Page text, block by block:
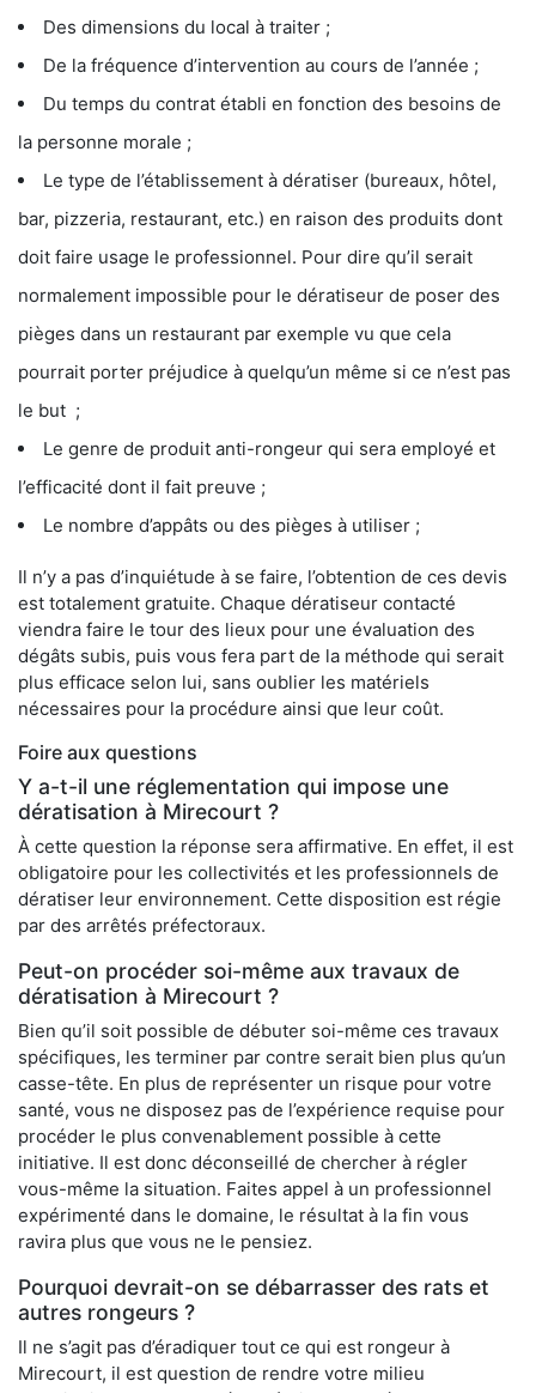
Des dimensions du local à traiter ;
De la fréquence d’intervention au cours de l’année ;
Du temps du contrat établi en fonction des besoins de
la personne morale ;
Le type de l’établissement à dératiser (bureaux, hôtel,
bar, pizzeria, restaurant, etc.) en raison des produits dont
doit faire usage le professionnel. Pour dire qu’il serait
normalement impossible pour le dératiseur de poser des
pièges dans un restaurant par exemple vu que cela
pourrait porter préjudice à quelqu’un même si ce n’est pas
le but ;
Le genre de produit anti-rongeur qui sera employé et
l’efficacité dont il fait preuve ;
Le nombre d’appâts ou des pièges à utiliser ;
Il n’y a pas d’inquiétude à se faire, l’obtention de ces devis
est totalement gratuite. Chaque dératiseur contacté
viendra faire le tour des lieux pour une évaluation des
dégâts subis, puis vous fera part de la méthode qui serait
plus efficace selon lui, sans oublier les matériels
nécessaires pour la procédure ainsi que leur coût.
Foire aux questions
Y a-t-il une réglementation qui impose une
dératisation à Mirecourt ?
À cette question la réponse sera affirmative. En effet, il est
obligatoire pour les collectivités et les professionnels de
dératiser leur environnement. Cette disposition est régie
par des arrêtés préfectoraux.
Peut-on procéder soi-même aux travaux de
dératisation à Mirecourt ?
Bien qu’il soit possible de débuter soi-même ces travaux
spécifiques, les terminer par contre serait bien plus qu’un
casse-tête. En plus de représenter un risque pour votre
santé, vous ne disposez pas de l’expérience requise pour
procéder le plus convenablement possible à cette
initiative. Il est donc déconseillé de chercher à régler
vous-même la situation. Faites appel à un professionnel
expérimenté dans le domaine, le résultat à la fin vous
ravira plus que vous ne le pensiez.
Pourquoi devrait-on se débarrasser des rats et
autres rongeurs ?
Il ne s’agit pas d’éradiquer tout ce qui est rongeur à
Mirecourt, il est question de rendre votre milieu